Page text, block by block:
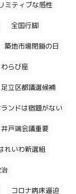
ミティブな感性
全国行脚
築地市場閉鎖の日
わらび座
足立区都議選候補
ンドは宿題がない
井戸端会議重要
れいわ新選組
コロナ病床逼迫